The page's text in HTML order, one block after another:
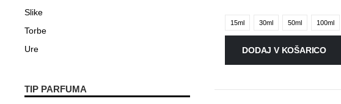
15ml 30ml 50ml 100ml
DODAJ V KOŠARICO
Slike
Torbe
Ure
TIP PARFUMA